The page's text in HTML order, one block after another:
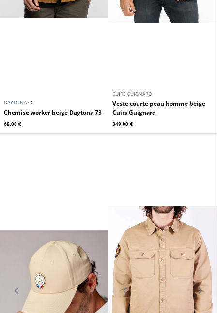
DAYTONA73
Chemise worker beige Daytona 73
69,00 €
CUIRS GUIGNARD
Veste courte peau homme beige
Cuirs Guignard
349,00 €